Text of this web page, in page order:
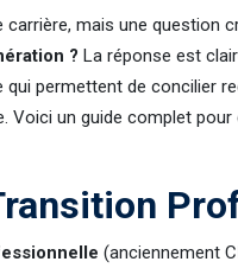
mais une question
? La réponse est
permettent de concilier
Voici un guide complet
(anciennement